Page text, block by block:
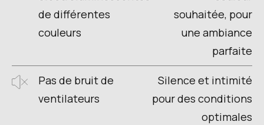
de différentes
couleurs
souhaitée, pour
une ambiance
parfaite
Pas de bruit de
ventilateurs
Silence et intimité
pour des conditions
optimales